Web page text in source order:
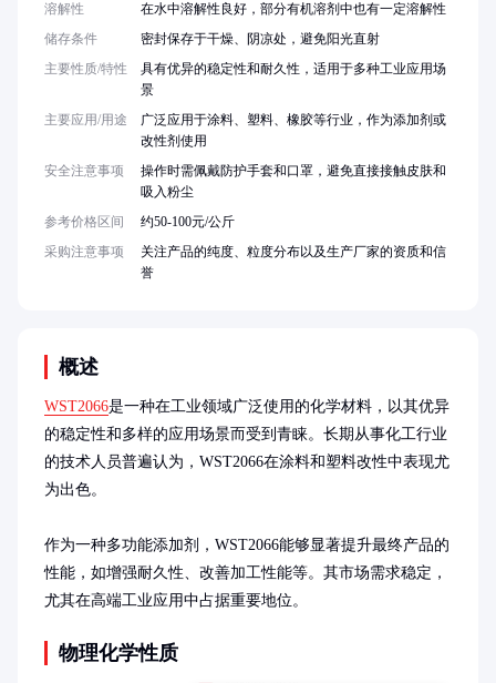
概述
WST2066是一种在工业领域广泛使用的化学材料，以其优异
的稳定性和多样的应用场景而受到青睐。长期从事化工行业
的技术人员普遍认为，WST2066在涂料和塑料改性中表现尤
为出色。
作为一种多功能添加剂，WST2066能够显著提升最终产品的
性能，如增强耐久性、改善加工性能等。其市场需求稳定，
尤其在高端工业应用中占据重要地位。
物理化学性质
溶解性
在水中溶解性良好，部分有机溶剂中也有一定溶解性
储存条件
密封保存于干燥、阴凉处，避免阳光直射
主要性质/特性
具有优异的稳定性和耐久性，适用于多种工业应用场
景
主要应用/用途
广泛应用于涂料、塑料、橡胶等行业，作为添加剂或
改性剂使用
安全注意事项
操作时需佩戴防护手套和口罩，避免直接接触皮肤和
吸入粉尘
参考价格区间
约50-100元/公斤
采购注意事项
关注产品的纯度、粒度分布以及生产厂家的资质和信
誉